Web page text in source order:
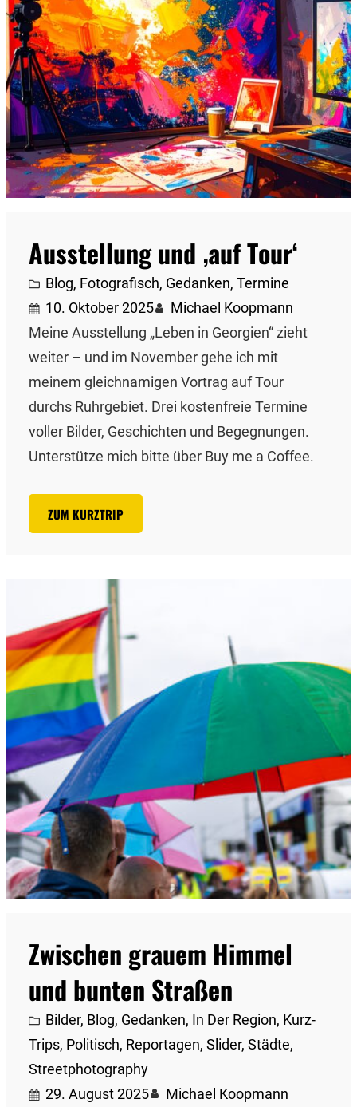
Ausstellung und ‚auf Tour‘
Blog, Fotografisch, Gedanken, Termine
10. Oktober 2025
Michael Koopmann
Meine Ausstellung „Leben in Georgien“ zieht
weiter – und im November gehe ich mit
meinem gleichnamigen Vortrag auf Tour
durchs Ruhrgebiet. Drei kostenfreie Termine
voller Bilder, Geschichten und Begegnungen.
Unterstütze mich bitte über Buy me a Coffee.
ZUM KURZTRIP
Zwischen grauem Himmel
und bunten Straßen
Bilder, Blog, Gedanken, In Der Region, Kurz-
Trips, Politisch, Reportagen, Slider, Städte
Streetphotography
29. August 2025
Michael Koopmann